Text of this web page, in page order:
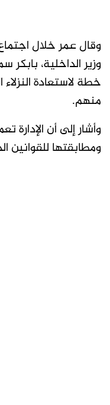
وقال عمر خلال
وزير الداخلية،
خطة لاستعادة
منهم.
وأشار إلى أن
ومطابقتها للقوانين